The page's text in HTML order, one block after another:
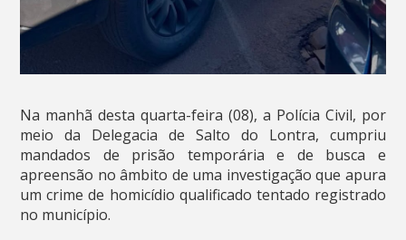
Na manhã desta quarta-feira (08), a Polícia Civil, por
meio da Delegacia de Salto do Lontra, cumpriu
mandados de prisão temporária e de busca e
apreensão no âmbito de uma investigação que apura
um crime de homicídio qualificado tentado registrado
no município.